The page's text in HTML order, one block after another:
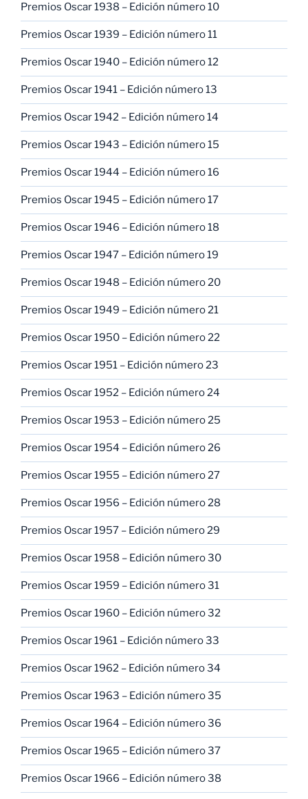
Premios Oscar 1938 – Edición número 10
Premios Oscar 1939 – Edición número 11
Premios Oscar 1940 – Edición número 12
Premios Oscar 1941 – Edición número 13
Premios Oscar 1942 – Edición número 14
Premios Oscar 1943 – Edición número 15
Premios Oscar 1944 – Edición número 16
Premios Oscar 1945 – Edición número 17
Premios Oscar 1946 – Edición número 18
Premios Oscar 1947 – Edición número 19
Premios Oscar 1948 – Edición número 20
Premios Oscar 1949 – Edición número 21
Premios Oscar 1950 – Edición número 22
Premios Oscar 1951 – Edición número 23
Premios Oscar 1952 – Edición número 24
Premios Oscar 1953 – Edición número 25
Premios Oscar 1954 – Edición número 26
Premios Oscar 1955 – Edición número 27
Premios Oscar 1956 – Edición número 28
Premios Oscar 1957 – Edición número 29
Premios Oscar 1958 – Edición número 30
Premios Oscar 1959 – Edición número 31
Premios Oscar 1960 – Edición número 32
Premios Oscar 1961 – Edición número 33
Premios Oscar 1962 – Edición número 34
Premios Oscar 1963 – Edición número 35
Premios Oscar 1964 – Edición número 36
Premios Oscar 1965 – Edición número 37
Premios Oscar 1966 – Edición número 38